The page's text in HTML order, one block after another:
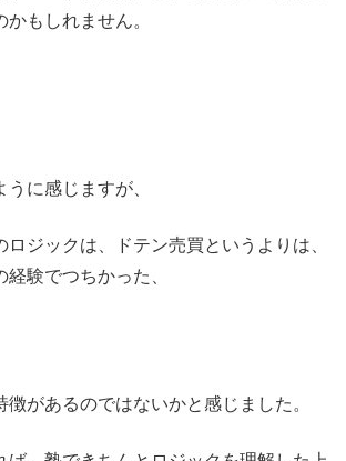
もしれません。
に感じますが、
ロジックは、ドテン売買というよりは、
験でつちかった、
があるのではないかと感じました。